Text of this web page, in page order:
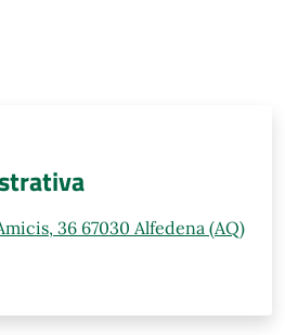
36 67030 Alfedena (AQ)